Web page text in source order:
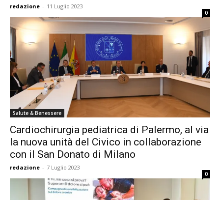
redazione - 11 Luglio 2023
0
Salute & Benessere
Cardiochirurgia pediatrica di Palermo, al via
la nuova unità del Civico in collaborazione
con il San Donato di Milano
redazione - 7 Luglio 2023
0